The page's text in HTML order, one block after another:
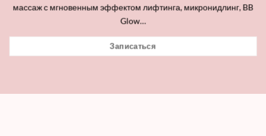
массаж с мгновенным эффектом лифтинга, микронидлинг, BB
Glow…
Записаться